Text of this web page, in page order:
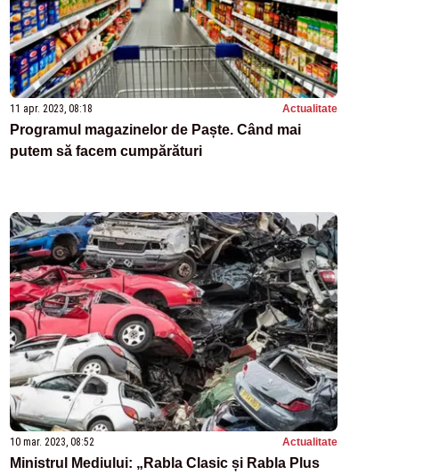
11 apr. 2023, 08:18 Actualitate
Programul magazinelor de Paște. Când mai
putem să facem cumpărături
10 mar. 2023, 08:52 Actualitate
Ministrul Mediului: „Rabla Clasic și Rabla Plus